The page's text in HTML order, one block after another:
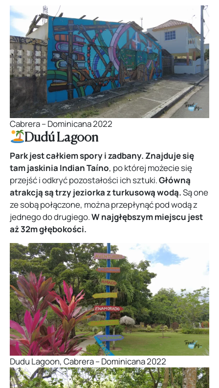
Cabrera – Dominicana 2022
Dudú Lagoon
Park jest całkiem spory i zadbany. Znajduje się
tam jaskinia Indian Taíno, po której możecie się
przejść i odkryć pozostałości ich sztuki.Główną
atrakcją są trzy jeziorka z turkusową wodą.Są one
ze sobą połączone, można przepłynąć pod wodą z
jednego do drugiego.W najgłębszym miejscu jest
aż 32m głębokości.
Dudu Lagoon, Cabrera – Dominicana 2022